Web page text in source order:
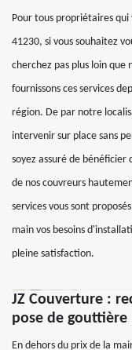
Pour tous propriétaires
41230, si vous souhaitez
cherchez pas plus loin
fournissons ces services
région. De par notre
intervenir sur place sans
soyez assuré de
de nos couvreurs
services vous sont
main vos besoins
pleine satisfaction.
JZ Couverture :
pose de gouttière
En dehors du prix de la